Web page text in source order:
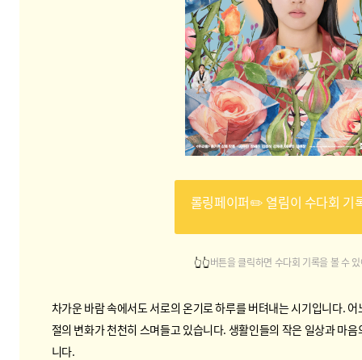
롤링페이퍼✏️ 열림이 수다회 기
👆👆버튼을클릭하면 수다회 기록을 볼 수
차가운 바람 속에서도 서로의 온기로 하루를 버텨내는 시기입니다.
절의 변화가 천천히 스며들고 있습니다. 생활인들의 작은 일상과 마
니다.